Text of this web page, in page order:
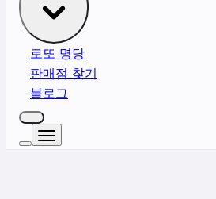
로또 명당
판매점 찾기
블로그